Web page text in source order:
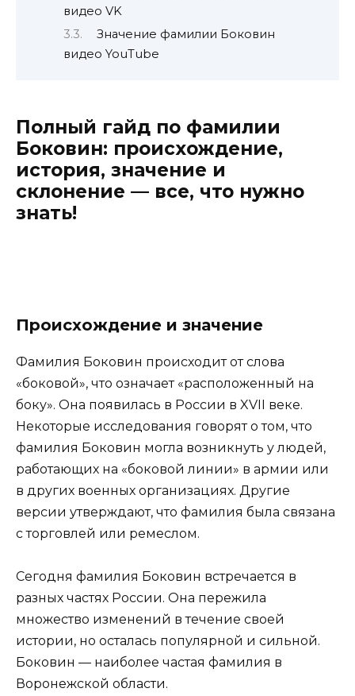
видео VK
Значение фамилии Боковин
видео YouTube
Полный гайд по фамилии
Боковин: происхождение,
история, значение и
склонение — все, что нужно
знать!
Происхождение и значение
Фамилия Боковин происходит от слова
«боковой», что означает «расположенный на
боку». Она появилась в России в XVII веке.
Некоторые исследования говорят о том, что
фамилия Боковин могла возникнуть у людей,
работающих на «боковой линии» в армии или
в других военных организациях. Другие
версии утверждают, что фамилия была связана
с торговлей или ремеслом.
Сегодня фамилия Боковин встречается в
разных частях России. Она пережила
множество изменений в течение своей
истории, но осталась популярной и сильной.
Боковин — наиболее частая фамилия в
Воронежской области.